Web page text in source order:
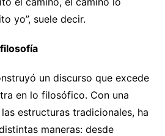
yo”, suele decir.
un discurso que excede
en lo filosófico. Con una
estructuras tradicionales, ha
maneras: desde